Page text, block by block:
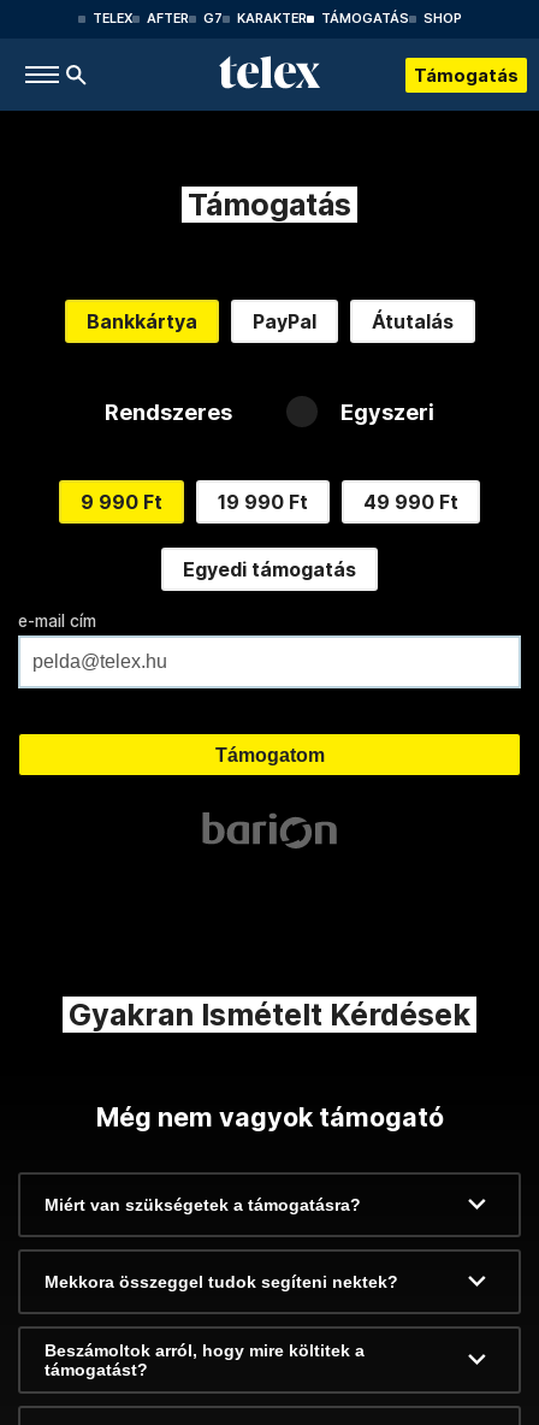
TELEX AFTER G7 KARAKTER TÁMOGATÁS SHOP
Támogatás
Támogatás
Bankkártya PayPal Átutalás
Rendszeres Egyszeri
9 990 Ft 19 990 Ft 49 990 Ft
Egyedi támogatás
e-mail cím
Gyakran Ismételt Kérdések
Még nem vagyok támogató
Miért van szükségetek a támogatásra?
Mekkora összeggel tudok segíteni nektek?
Beszámoltok arról, hogy mire költitek a
támogatást?